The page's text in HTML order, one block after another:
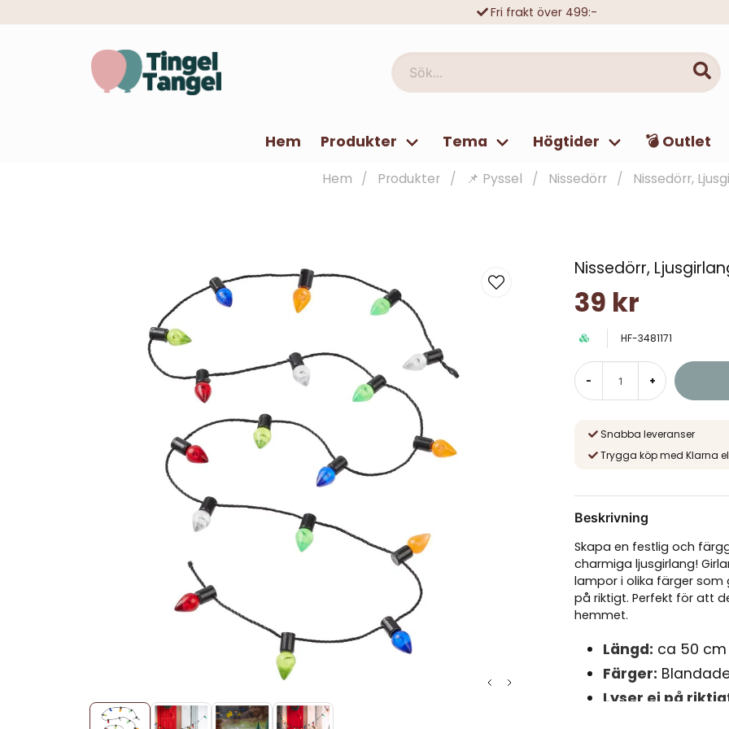
Fri frakt över 499:-
Sök...
Hem Produkter Tema Högtider 💣 Outlet
Hem Produkter 📌 Pyssel Nissedörr Nissedörr,
Nissedörr,
39 kr
HF-3481171
- +
Snabba leveranser
Trygga köp med Klarna
Beskrivning
Skapa en festlig och
charmiga ljusgirlang!
lampor i olika färger som
på riktigt. Perfekt för att
hemmet.
Längd: ca 50 cm
Färger:
Lyser ej på